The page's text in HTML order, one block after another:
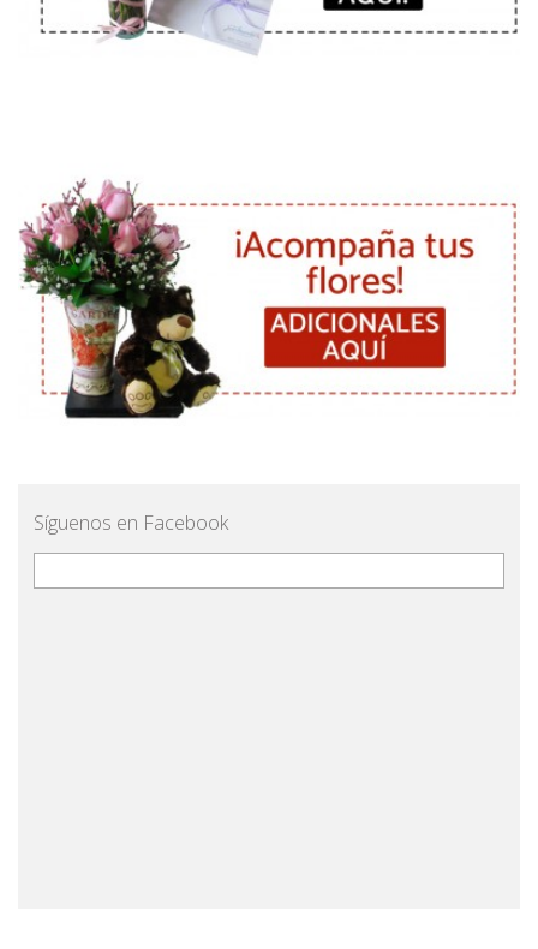
Síguenos en Facebook